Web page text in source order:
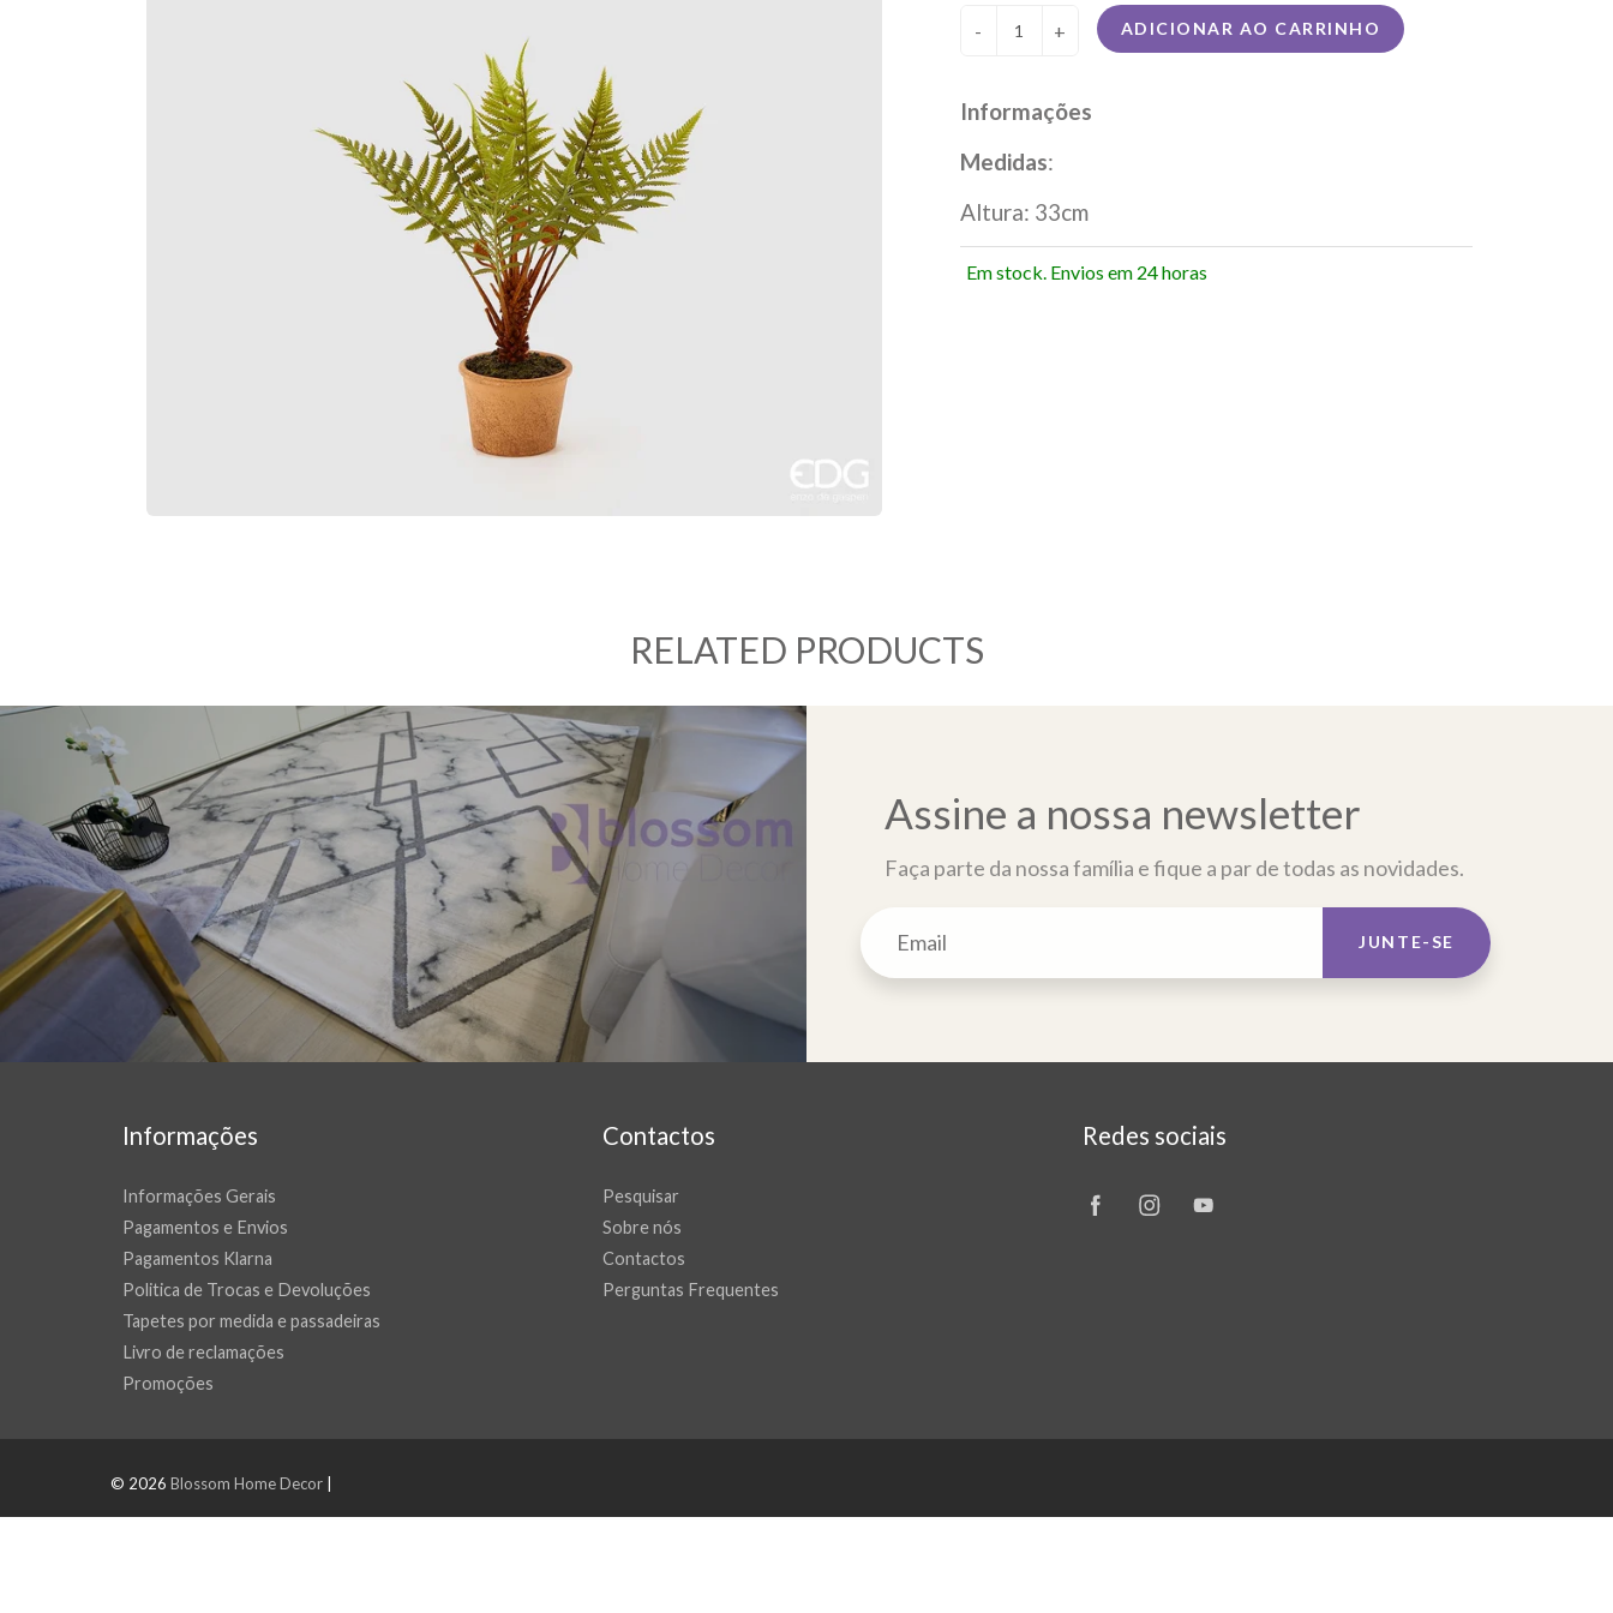
- + ADICIONAR AO CARRINHO
Informações
Medidas:
Altura: 33cm
Em stock. Envios em 24 horas
RELATED PRODUCTS
Assine a nossa newsletter
Faça parte da nossa família e fique a par de todas as novidades.
JUNTE-SE
Informações
Informações Gerais
Pagamentos e Envios
Pagamentos Klarna
Politica de Trocas e Devoluções
Tapetes por medida e passadeiras
Livro de reclamações
Promoções
Contactos
Pesquisar
Sobre nós
Contactos
Perguntas Frequentes
Redes sociais
© 2026 Blossom Home Decor |